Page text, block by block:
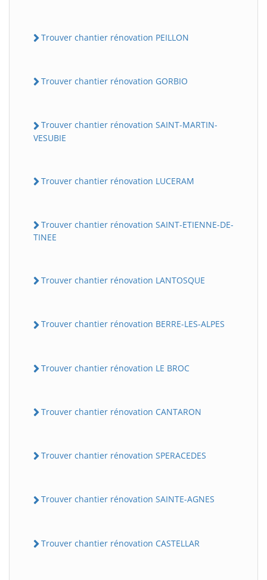
Trouver chantier rénovation PEILLON
Trouver chantier rénovation GORBIO
Trouver chantier rénovation SAINT-MARTIN-
VESUBIE
Trouver chantier rénovation LUCERAM
Trouver chantier rénovation SAINT-ETIENNE-DE-
TINEE
Trouver chantier rénovation LANTOSQUE
Trouver chantier rénovation BERRE-LES-ALPES
Trouver chantier rénovation LE BROC
Trouver chantier rénovation CANTARON
Trouver chantier rénovation SPERACEDES
Trouver chantier rénovation SAINTE-AGNES
Trouver chantier rénovation CASTELLAR